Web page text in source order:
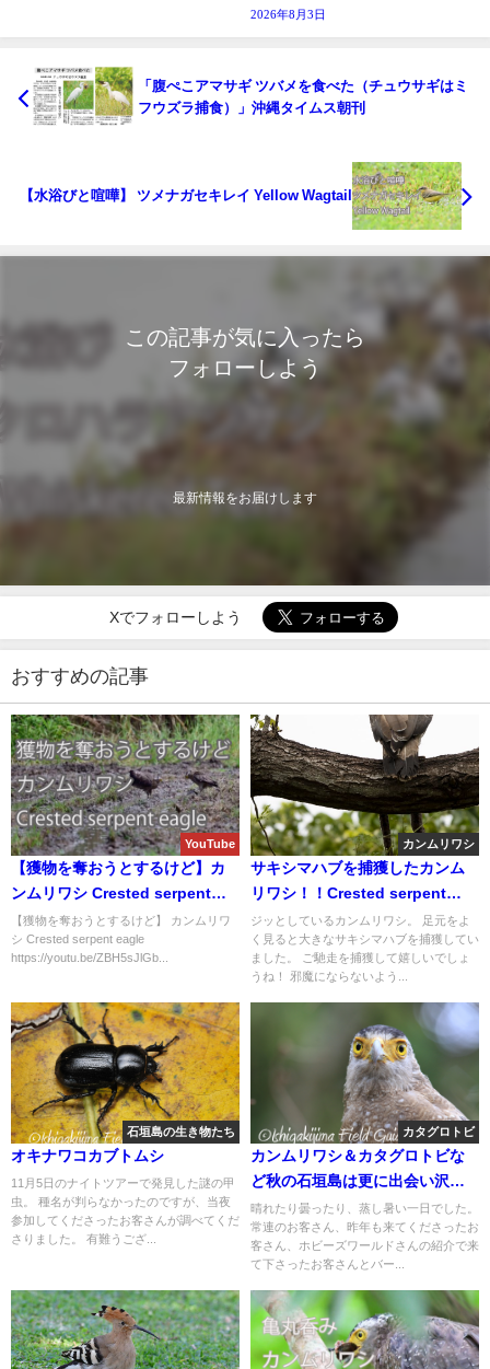
2026年8月3日
「腹ぺこアマサギ ツバメを食べた（チュウサギはミ
フウズラ捕食）」沖縄タイムス朝刊
【水浴びと喧嘩】 ツメナガセキレイ Yellow Wagtail
この記事が気に入ったら
フォローしよう
最新情報をお届けします
Xでフォローしよう
おすすめの記事
YouTube
【獲物を奪おうとするけど】カ
ンムリワシ Crested serpent
eagle
【獲物を奪おうとするけど】 カンムリワ
シ Crested serpent eagle
https://youtu.be/ZBH5sJlGb...
カンムリワシ
サキシマハブを捕獲したカンム
リワシ！！Crested serpent
eagle
ジッとしているカンムリワシ。 足元をよ
く見ると大きなサキシマハブを捕獲してい
ました。 ご馳走を捕獲して嬉しいでしょ
うね！ 邪魔にならないよう...
石垣島の生き物たち
オキナワコカブトムシ
11月5日のナイトツアーで発見した謎の甲
虫。 種名が判らなかったのですが、当夜
参加してくださったお客さんが調べてくだ
さりました。 有難うござ...
カタグロトビ
カンムリワシ＆カタグロトビな
ど秋の石垣島は更に出会い沢
山！！バードウオッチング＆野
鳥撮影。
晴れたり曇ったり、蒸し暑い一日でした。
常連のお客さん、昨年も来てくださったお
客さん、ホビーズワールドさんの紹介で来
て下さったお客さんとバー...